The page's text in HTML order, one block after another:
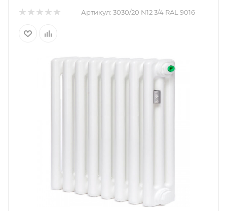
Артикул: 3030/20 N12 3/4 RAL 9016